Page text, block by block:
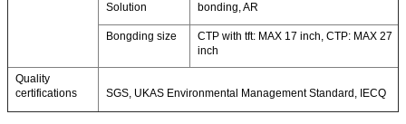
Solution
bonding, AR
Bongding size
CTP with tft: MAX 17 inch, CTP: MAX 27
inch
Quality
certifications
SGS, UKAS Environmental Management Standard, IECQ